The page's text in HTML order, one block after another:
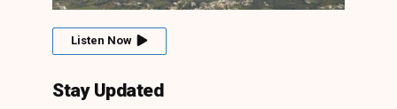
Listen Now
Stay Updated